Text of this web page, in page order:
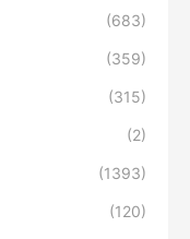
(683)
(359)
(315)
(2)
(1393)
(120)